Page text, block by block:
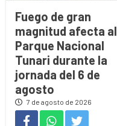
Fuego de gran
magnitud afecta al
Parque Nacional
Tunari durante la
jornada del 6 de
agosto
7 de agosto de 2026